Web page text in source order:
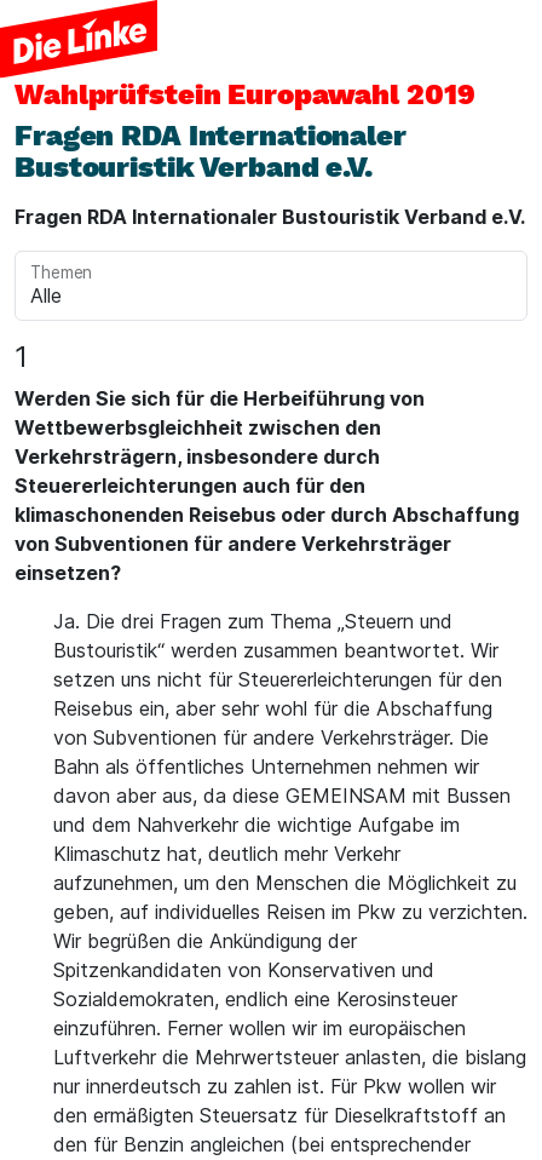
Wahlprüfstein Europawahl 2019
Fragen RDA Internationaler
Bustouristik Verband e.V.
Fragen RDA Internationaler Bustouristik Verband e.V.
Themen
1
Werden Sie sich für die Herbeiführung von
Wettbewerbsgleichheit zwischen den
Verkehrsträgern, insbesondere durch
Steuererleichterungen auch für den
klimaschonenden Reisebus oder durch Abschaffung
von Subventionen für andere Verkehrsträger
einsetzen?
Ja. Die drei Fragen zum Thema „Steuern und
Bustouristik“ werden zusammen beantwortet. Wir
setzen uns nicht für Steuererleichterungen für den
Reisebus ein, aber sehr wohl für die Abschaffung
von Subventionen für andere Verkehrsträger. Die
Bahn als öffentliches Unternehmen nehmen wir
davon aber aus, da diese GEMEINSAM mit Bussen
und dem Nahverkehr die wichtige Aufgabe im
Klimaschutz hat, deutlich mehr Verkehr
aufzunehmen, um den Menschen die Möglichkeit zu
geben, auf individuelles Reisen im Pkw zu verzichten.
Wir begrüßen die Ankündigung der
Spitzenkandidaten von Konservativen und
Sozialdemokraten, endlich eine Kerosinsteuer
einzuführen. Ferner wollen wir im europäischen
Luftverkehr die Mehrwertsteuer anlasten, die bislang
nur innerdeutsch zu zahlen ist. Für Pkw wollen wir
den ermäßigten Steuersatz für Dieselkraftstoff an
den für Benzin angleichen (bei entsprechender